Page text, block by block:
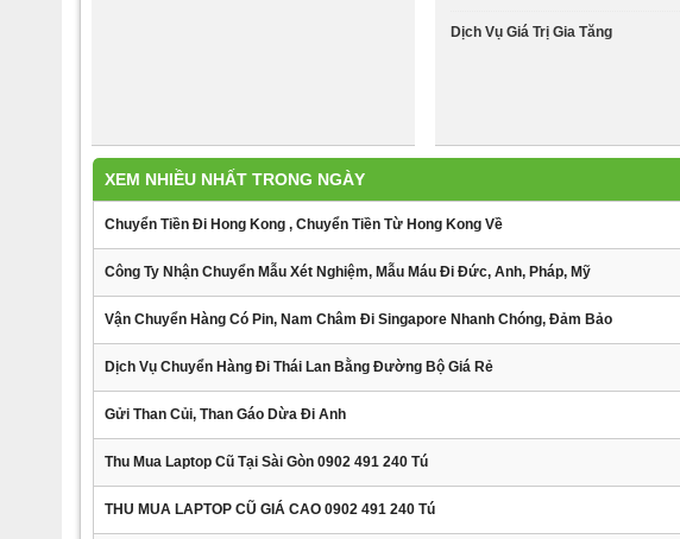
Dịch Vụ Giá Trị Gia Tăng
XEM NHIỀU NHẤT TRONG NGÀY
Chuyển Tiền Đi Hong Kong , Chuyển Tiền Từ Hong Kong Về
Công Ty Nhận Chuyển Mẫu Xét Nghiệm, Mẫu Máu Đi Đức, Anh, Pháp, Mỹ
Vận Chuyển Hàng Có Pin, Nam Châm Đi Singapore Nhanh Chóng, Đảm Bảo
Dịch Vụ Chuyển Hàng Đi Thái Lan Bằng Đường Bộ Giá Rẻ
Gửi Than Củi, Than Gáo Dừa Đi Anh
Thu Mua Laptop Cũ Tại Sài Gòn 0902 491 240 Tú
THU MUA LAPTOP CŨ GIÁ CAO 0902 491 240 Tú